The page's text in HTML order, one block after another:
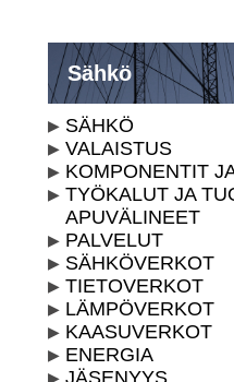
Sähkö
SÄHKÖ
VALAISTUS
KOMPONENTIT
TYÖKALUT JA
APUVÄLINEET
PALVELUT
SÄHKÖVERKOT
TIETOVERKOT
LÄMPÖVERKOT
KAASUVERKOT
ENERGIA